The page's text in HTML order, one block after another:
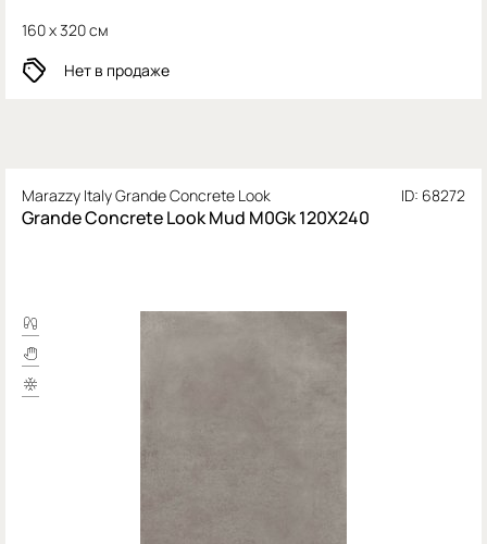
160 x 320 см
Нет в продаже
Marazzy Italy Grande Concrete Look ID: 68272
Grande Concrete Look Mud M0Gk 120X240